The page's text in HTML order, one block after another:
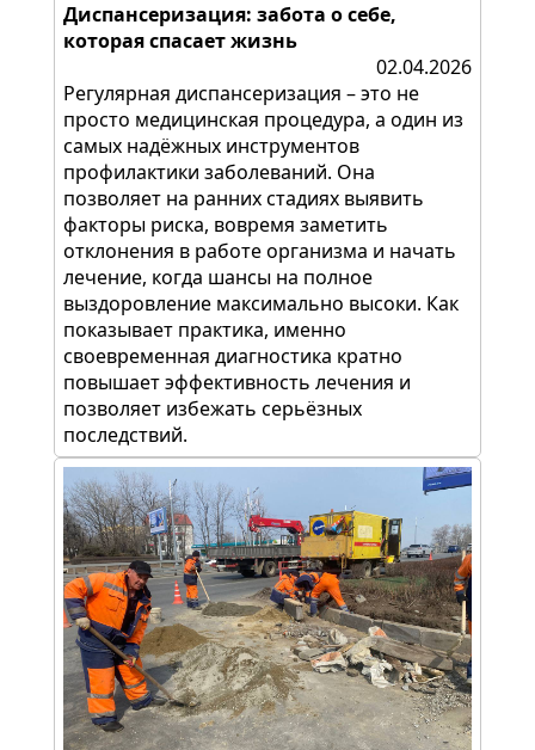
Диспансеризация: забота о себе,
которая спасает жизнь
02.04.2026
Регулярная диспансеризация – это не
просто медицинская процедура, а один из
самых надёжных инструментов
профилактики заболеваний. Она
позволяет на ранних стадиях выявить
факторы риска, вовремя заметить
отклонения в работе организма и начать
лечение, когда шансы на полное
выздоровление максимально высоки. Как
показывает практика, именно
своевременная диагностика кратно
повышает эффективность лечения и
позволяет избежать серьёзных
последствий.